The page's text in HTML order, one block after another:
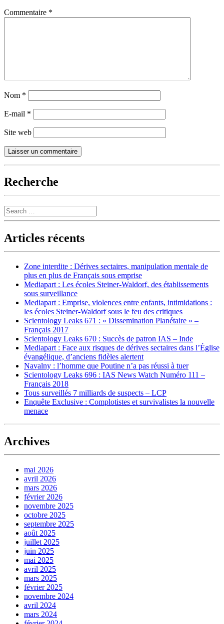
Commentaire *
Nom *
E-mail *
Site web
Recherche
Search
Articles récents
Zone interdite : Dérives sectaires, manipulation mentale de
plus en plus de Français sous emprise
Mediapart : Les écoles Steiner-Waldorf, des établissements
sous surveillance
Mediapart : Emprise, violences entre enfants, intimidations :
les écoles Steiner-Waldorf sous le feu des critiques
Scientology Leaks 671 : « Dissemination Planétaire » –
Français 2017
Scientology Leaks 670 : Succès de patron IAS – Inde
Mediapart : Face aux risques de dérives sectaires dans l’Église
évangélique, d’anciens fidèles alertent
Navalny : l’homme que Poutine n’a pas réussi à tuer
Scientology Leaks 696 : IAS News Watch Numéro 111 –
Français 2018
Tous surveillés 7 milliards de suspects – LCP
Enquête Exclusive : Complotistes et survivalistes la nouvelle
menace
Archives
mai 2026
avril 2026
mars 2026
février 2026
novembre 2025
octobre 2025
septembre 2025
août 2025
juillet 2025
juin 2025
mai 2025
avril 2025
mars 2025
février 2025
novembre 2024
avril 2024
mars 2024